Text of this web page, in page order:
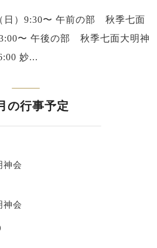
日）9:30〜 午前の部 秋季七面
〜 午後の部 秋季七面大明神
妙...
の行事予定
会
会